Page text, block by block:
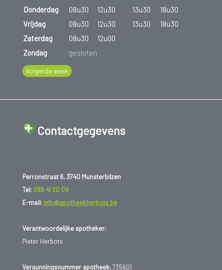
Donderdag
08u30 12u30 13u30
18u30
Vrijdag
08u30 12u30 13u30
18u30
Zaterdag
08u30
12u00
Zondag
gesloten
Volgende week
Contactgegevens
Perronstraat 6, 3740 Munsterbilzen
Tel: 089 41 20 09
E-mail: info@apotheekherbots.be
Verantwoordelijke apotheker:
Pieter Herbots
Vergunningsnummer apotheek:735601